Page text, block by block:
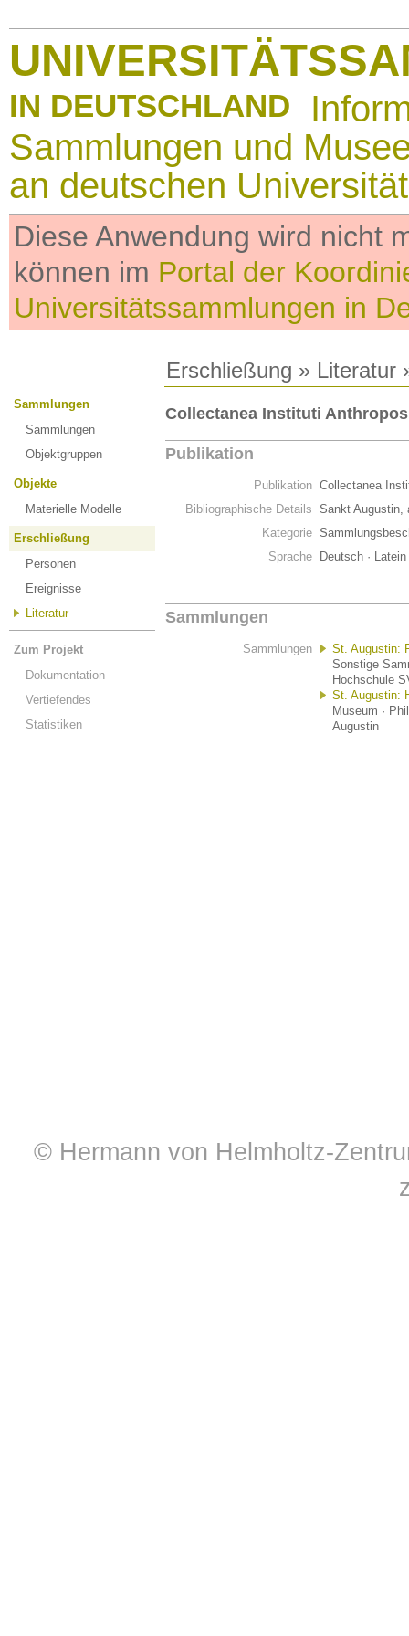
IN DEUTSCHLAND
Sammlungen und
an deutschen
Diese Anwendung wird nicht
können im Portal der
Universitätssammlungen in
Erschließung » Literatur
Sammlungen
Sammlungen
Objektgruppen
Objekte
Materielle Modelle
Erschließung
Personen
Ereignisse
Literatur
Zum Projekt
Dokumentation
Vertiefendes
Statistiken
Collectanea Instituti Anthropos
Publikation
Publikation Collectanea
Bibliographische Details Sankt Augustin,
Kategorie
Sprache
Deutsch · Latein
Sammlungen
Sammlungen
St. Augustin:
Sonstige
Hochschule
St. Augustin:
Museum ·
Augustin
© Hermann von Helmholtz-